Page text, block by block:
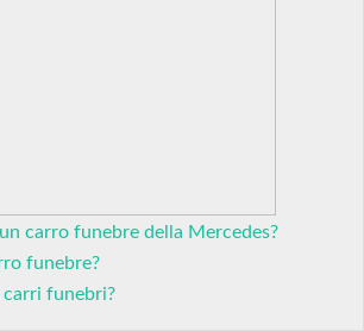
carro funebre della Mercedes?
funebre?
funebri?